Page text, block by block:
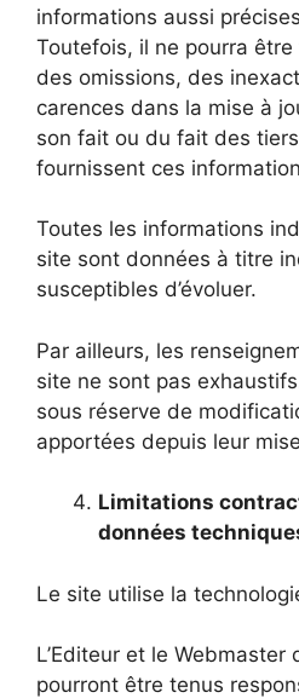
informations aussi
Toutefois, il ne pourra
des omissions, des
carences dans la mise à
son fait ou du fait des
fournissent ces
Toutes les informations
site sont données à titre
susceptibles d’évoluer.
Par ailleurs, les
site ne sont pas
sous réserve de
apportées depuis leur
Limitations
données
Le site utilise la
L’Editeur et le
pourront être tenus